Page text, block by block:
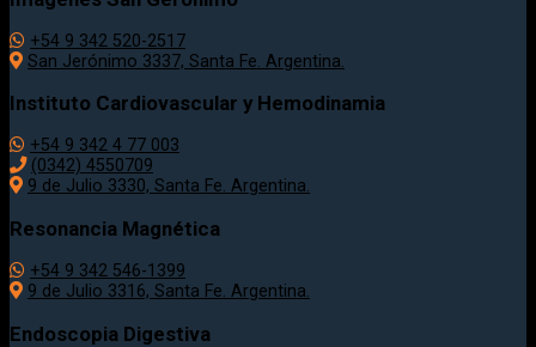
+54 9 342 520-2517
San Jerónimo 3337, Santa Fe. Argentina.
Instituto Cardiovascular y Hemodinamia
+54 9 342 4 77 003
(0342) 4550709
9 de Julio 3330, Santa Fe. Argentina.
Resonancia Magnética
+54 9 342 546-1399
9 de Julio 3316, Santa Fe. Argentina.
Endoscopia Digestiva